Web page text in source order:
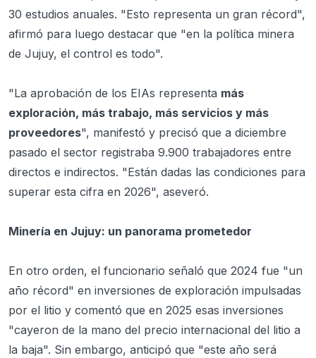
30 estudios anuales. "Esto representa un gran récord",
afirmó para luego destacar que "en la política minera
de Jujuy, el control es todo".
"La aprobación de los EIAs representa más
exploración, más trabajo, más servicios y más
proveedores", manifestó y precisó que a diciembre
pasado el sector registraba 9.900 trabajadores entre
directos e indirectos. "Están dadas las condiciones para
superar esta cifra en 2026", aseveró.
Minería en Jujuy: un panorama prometedor
En otro orden, el funcionario señaló que 2024 fue "un
año récord" en inversiones de exploración impulsadas
por el litio y comentó que en 2025 esas inversiones
"cayeron de la mano del precio internacional del litio a
la baja". Sin embargo, anticipó que "este año será